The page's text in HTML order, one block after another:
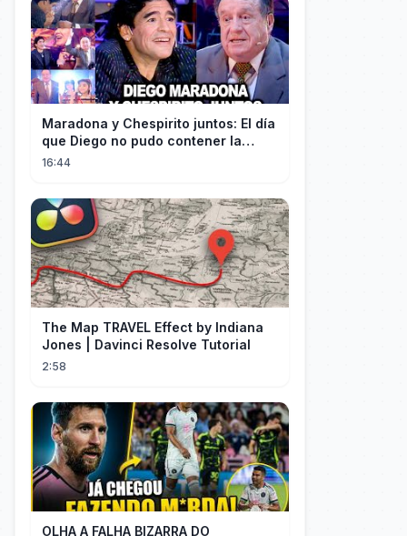
Maradona y Chespirito juntos: El día
que Diego no pudo contener la
emoción al conocer a su ídolo
16:44
The Map TRAVEL Effect by Indiana
Jones | Davinci Resolve Tutorial
2:58
OLHA A FALHA BIZARRA DO